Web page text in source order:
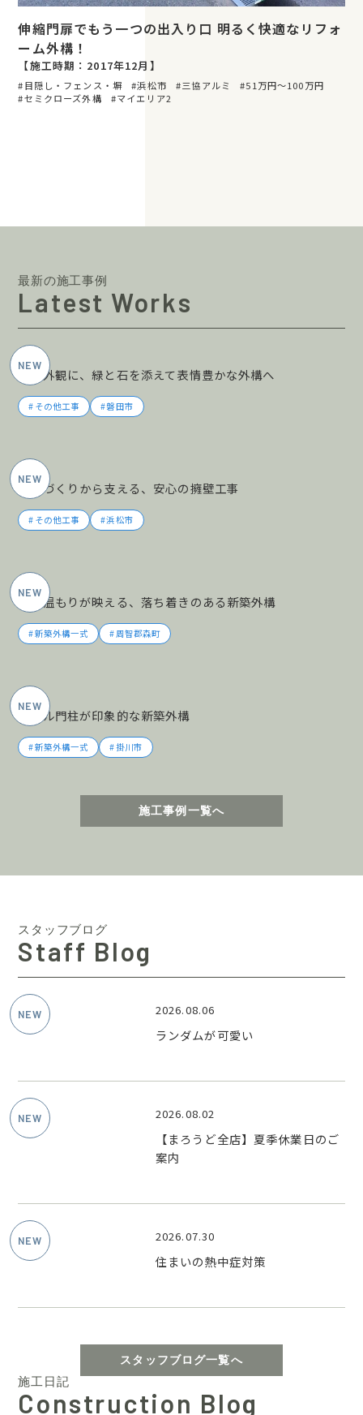
伸縮門扉でもう一つの出入り口 明るく快適なリフォ
ーム外構！
【施工時期：2017年12月】
目隠し・フェンス・塀 浜松市 三協アルミ
51万円〜100万円
セミクローズ外構
マイエリア2
最新の施工事例
Latest Works
黒の外観に、緑と石を添えて表情豊かな外構へ
その他工事 磐田市
土地づくりから支える、安心の擁壁工事
その他工事 浜松市
木の温もりが映える、落ち着きのある新築外構
新築外構一式 周智郡森町
タイル門柱が印象的な新築外構
新築外構一式 掛川市
施工事例一覧へ
スタッフブログ
Staff Blog
2026.08.06
ランダムが可愛い
2026.08.02
【まろうど全店】夏季休業日のご
案内
2026.07.30
住まいの熱中症対策
スタッフブログ一覧へ
施工日記
Construction Blog